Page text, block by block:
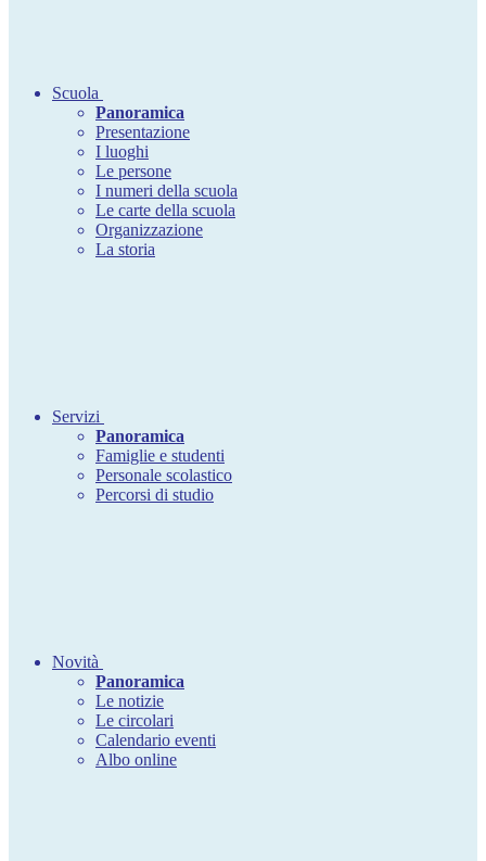
Scuola
Panoramica
Presentazione
I luoghi
Le persone
I numeri della scuola
Le carte della scuola
Organizzazione
La storia
Servizi
Panoramica
Famiglie e studenti
Personale scolastico
Percorsi di studio
Novità
Panoramica
Le notizie
Le circolari
Calendario eventi
Albo online